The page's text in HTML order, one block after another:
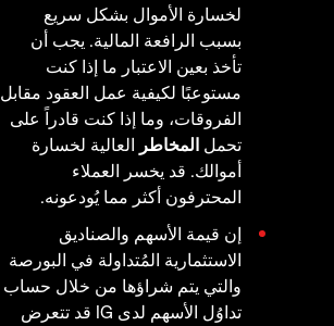
لخسارة الأموال بشكل سريع
بسبب الرافعة المالية. يجب أن
تأخذ بعين الاعتبار ما إذا كنت
مستوعبًا لكيفية عمل العقود مقابل
الفروقات، وما إذا كنت قادراً على
تحمل المخاطر العالية لخسارة
أموالك. قد يخسر العملاء
المحترفون أكثر مما يُودعونه.
إن قيمة الأسهم والصناديق
الاستثمارية المُتداولة في البورصة
والتي يتم شراؤها من خلال حساب
تداوُل الأسهم لدى IG قد تتعرض